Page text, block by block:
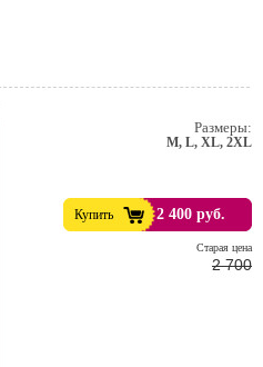
Размеры:
M, L, XL, 2XL
Купить 2 400 руб.
Cтарая цена
2 700